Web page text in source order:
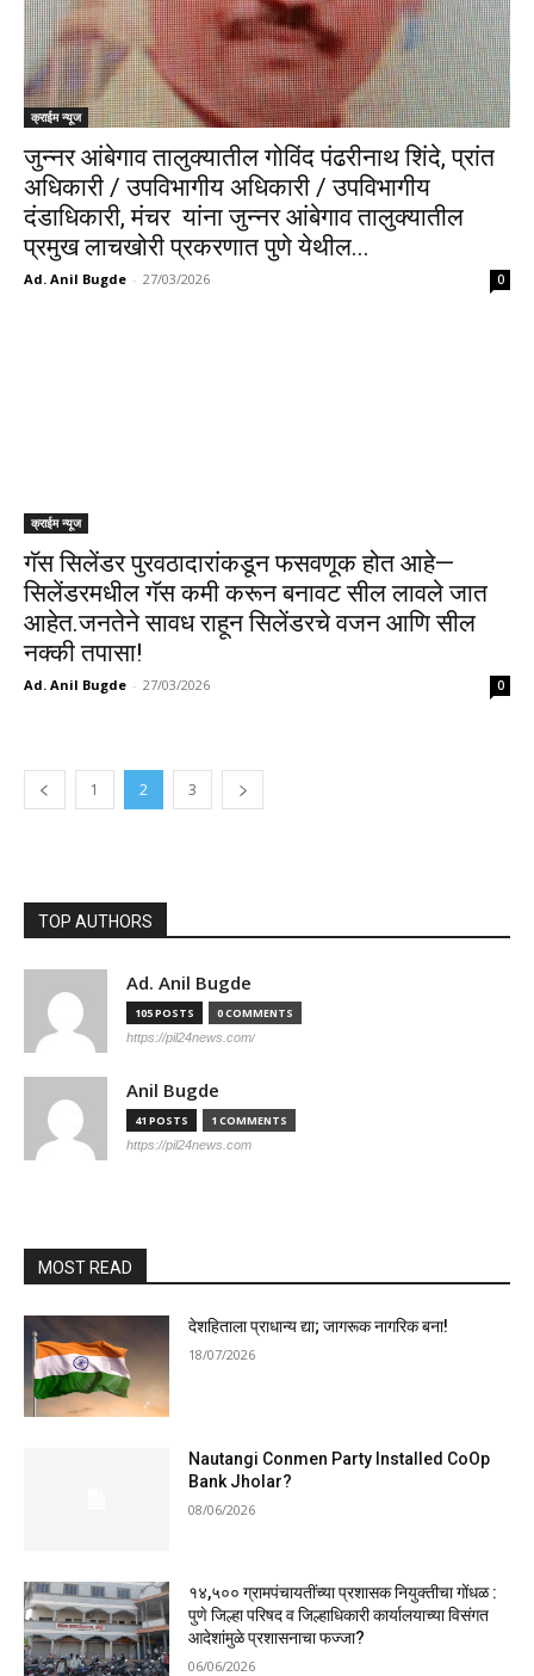
क्राईम न्यूज
जुन्नर आंबेगाव तालुक्यातील गोविंद पंढरीनाथ शिंदे, प्रांत
अधिकारी / उपविभागीय अधिकारी / उपविभागीय
दंडाधिकारी, मंचर यांना जुन्नर आंबेगाव तालुक्यातील
प्रमुख लाचखोरी प्रकरणात पुणे येथील...
Ad. Anil Bugde - 27/03/2026 0
क्राईम न्यूज
गॅस सिलेंडर पुरवठादारांकडून फसवणूक होत आहे—
सिलेंडरमधील गॅस कमी करून बनावट सील लावले जात
आहेत.जनतेने सावध राहून सिलेंडरचे वजन आणि सील
नक्की तपासा!
Ad. Anil Bugde - 27/03/2026 0
1 2 3
TOP AUTHORS
Ad. Anil Bugde
105 POSTS 0 COMMENTS
https://pil24news.com/
Anil Bugde
41 POSTS 1 COMMENTS
https://pil24news.com
MOST READ
देशहिताला प्राधान्य द्या; जागरूक नागरिक बना!
18/07/2026
Nautangi Conmen Party Installed CoOp
Bank Jholar?
08/06/2026
१४,५०० ग्रामपंचायतींच्या प्रशासक नियुक्तीचा गोंधळ :
पुणे जिल्हा परिषद व जिल्हाधिकारी कार्यालयाच्या विसंगत
आदेशांमुळे प्रशासनाचा फज्जा?
06/06/2026